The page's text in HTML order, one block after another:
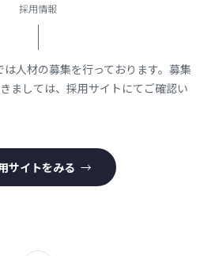
採用情報
は人材の募集を行っております。募集
ましては、採用サイトにてご確認い
サイトをみる